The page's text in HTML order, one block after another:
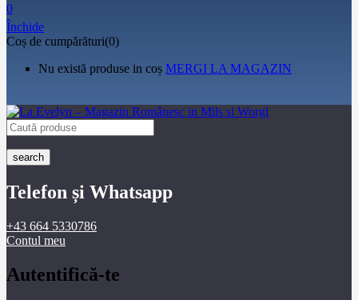
0
Închide
Coș de cumpărături(0)
Nu există produse in coș MERGI LA MAGAZIN
search
Telefon și Whatsapp
+43 664 5330786
Contul meu
Autentifică-te